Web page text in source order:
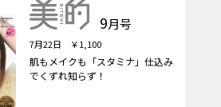
9月号
7月22日 ￥1,100
肌もメイクも「スタミナ」仕込み
でくずれ知らず！